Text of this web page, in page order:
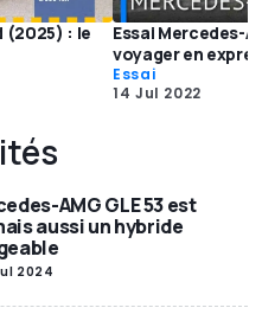
(2025) : le
Essai Mercedes-
voyager en
Essai
14 Jul 2022
AMG GLE 53 est
aussi un hybride
2024